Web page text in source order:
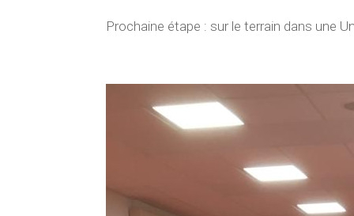
Prochaine étape : sur le terrain dans une